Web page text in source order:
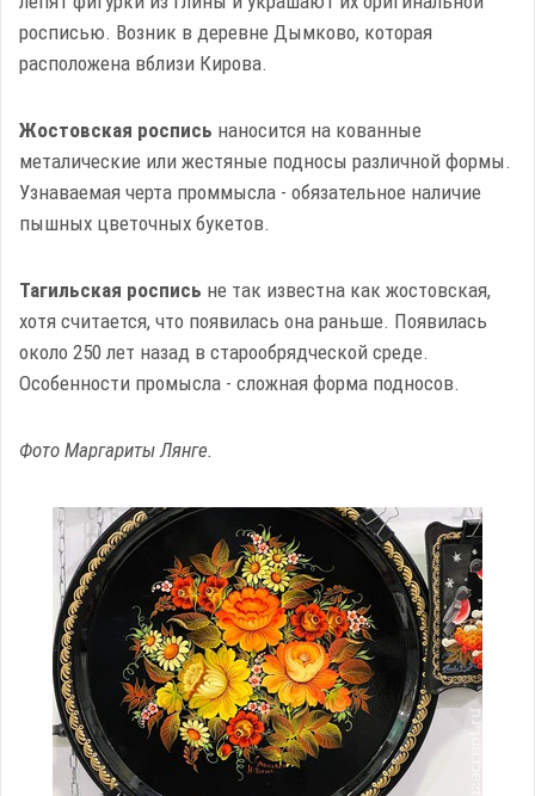
росписью. Возник в деревне Дымково, которая
расположена вблизи Кирова.
Жостовская роспись наносится на кованные
металические или жестяные подносы различной формы.
Узнаваемая черта проммысла - обязательное наличие
пышных цветочных букетов.
Тагильская роспись не так известна как жостовская,
хотя считается, что появилась она раньше. Появилась
около 250 лет назад в старообрядческой среде.
Особенности промысла - сложная форма подносов.
Фото Маргариты Лянге.